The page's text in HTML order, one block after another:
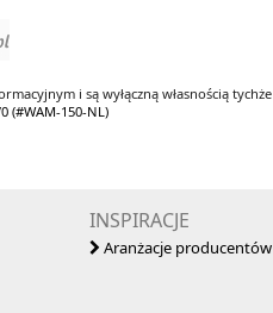
i są wyłączną własnością
(#WAM-150-NL)
INSPIRACJE
Aranżacje producentów